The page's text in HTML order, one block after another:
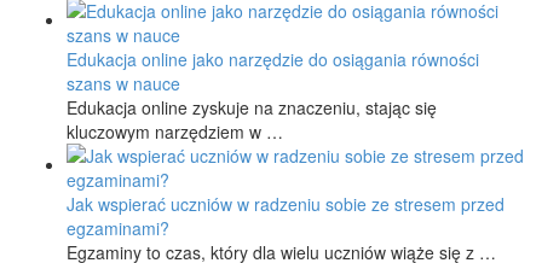
Edukacja online jako narzędzie do osiągania równości
szans w nauce
Edukacja online zyskuje na znaczeniu, stając się
kluczowym narzędziem w …
Jak wspierać uczniów w radzeniu sobie ze stresem przed
egzaminami?
Egzaminy to czas, który dla wielu uczniów wiąże się z …